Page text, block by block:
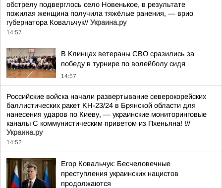
обстрелу подверглось село Новенькое, в результате
пожилая женщина получила тяжёлые ранения, — врио
губернатора Ковальчук// Украина.ру
14:57
В Клинцах ветераны СВО сразились за
победу в турнире по волейболу сидя
14:57
Российские войска начали развертывание северокорейских
баллистических ракет KН-23/24 в Брянской области для
нанесения ударов по Киеву, — украинские мониторинговые
каналы С коммунистическим приветом из Пхеньяна! !//
Украина.ру
14:52
Егор Ковальчук: Бесчеловечные
преступления украинских нацистов
продолжаются